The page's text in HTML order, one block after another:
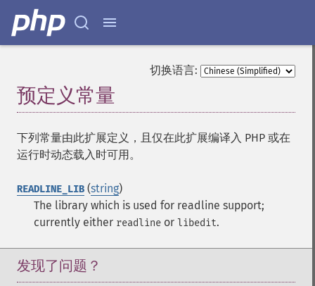
切换语言:
预定义常量
下列常量由此扩展定义，且仅在此扩展编译入 PHP 或在
运行时动态载入时可用。
READLINE_LIB (string)
The library which is used for readline support;
currently either readline or libedit.
发现了问题？